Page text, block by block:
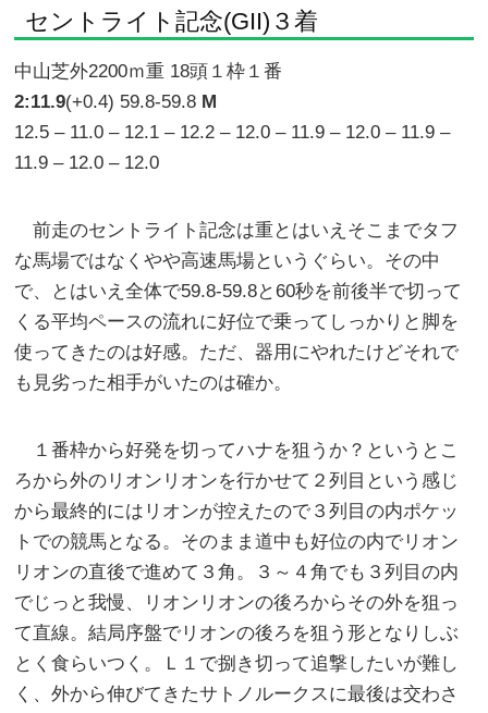
セントライト記念(GII)３着
中山芝外2200ｍ重 18頭１枠１番
2:11.9(+0.4) 59.8-59.8 M
12.5 – 11.0 – 12.1 – 12.2 – 12.0 – 11.9 – 12.0 – 11.9 –
11.9 – 12.0 – 12.0
前走のセントライト記念は重とはいえそこまでタフ
な馬場ではなくやや高速馬場というぐらい。その中
で、とはいえ全体で59.8-59.8と60秒を前後半で切って
くる平均ペースの流れに好位で乗ってしっかりと脚を
使ってきたのは好感。ただ、器用にやれたけどそれで
も見劣った相手がいたのは確か。
１番枠から好発を切ってハナを狙うか？というとこ
ろから外のリオンリオンを行かせて２列目という感じ
から最終的にはリオンが控えたので３列目の内ポケッ
トでの競馬となる。そのまま道中も好位の内でリオン
リオンの直後で進めて３角。３～４角でも３列目の内
でじっと我慢、リオンリオンの後ろからその外を狙っ
て直線。結局序盤でリオンの後ろを狙う形となりしぶ
とく食らいつく。Ｌ１で捌き切って追撃したいが難し
く、外から伸びてきたサトノルークスに最後は交わさ